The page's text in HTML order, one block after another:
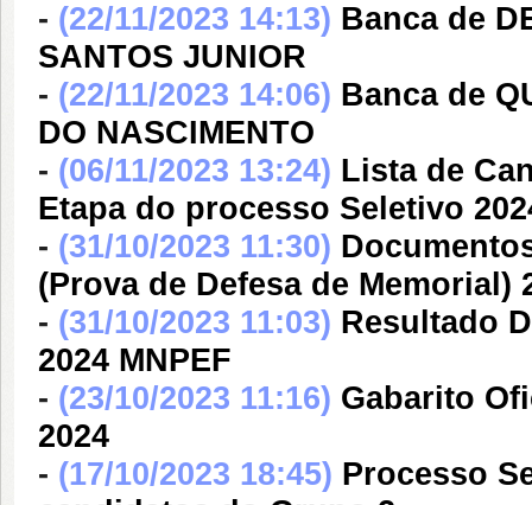
- (22/11/2023 14:13) Banca de
SANTOS JUNIOR
- (22/11/2023 14:06) Banca de
DO NASCIMENTO
- (06/11/2023 13:24) Lista de
Etapa do processo Seletivo
- (31/10/2023 11:30)
(Prova de Defesa de Memorial)
- (31/10/2023 11:03) Resultado
2024 MNPEF
- (23/10/2023 11:16) Gabarito
2024
- (17/10/2023 18:45) Processo